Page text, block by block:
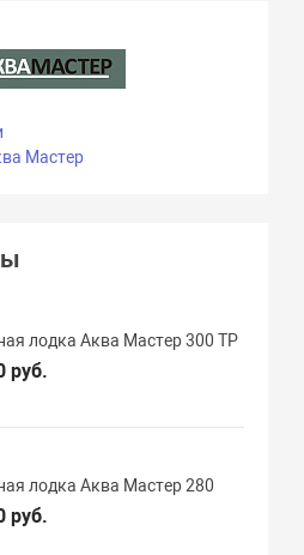
Мастер
лодка Аква Мастер 300 ТР
руб.
лодка Аква Мастер 280
руб.